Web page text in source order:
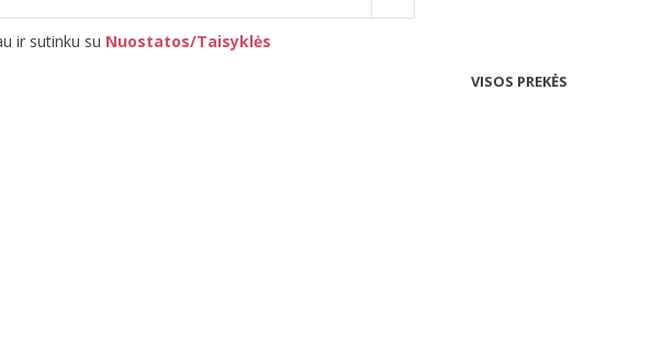
ir sutinku su Nuostatos/Taisyklės
VISOS PREKĖS